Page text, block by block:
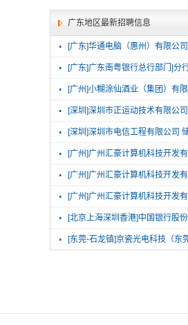
广东地区最新招聘信息
· [广东]华通电脑（惠州）有限公
· [广东]广东南粤银行总行部门|分
· [广州]小糊涂仙酒业（集团）有
· [深圳]深圳市正运动技术有限公
· [深圳]深圳市电信工程有限公司
· [广州]广州汇豪计算机科技开发
· [广州]广州汇豪计算机科技开发
· [广州]广州汇豪计算机科技开发
· [北京上海深圳香港]中国银行股
· [东莞-石龙镇]京瓷光电科技（东